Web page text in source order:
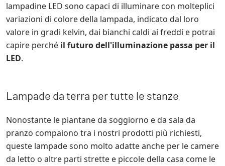
lampadine LED sono capaci di illuminare con molteplici
variazioni di colore della lampada, indicato dal loro
valore in gradi kelvin, dai bianchi caldi ai freddi e potrai
capire perché il futuro dell'illuminazione passa per il
LED.
Lampade da terra per tutte le stanze
Nonostante le piantane da soggiorno e da sala da
pranzo compaiono tra i nostri prodotti più richiesti,
queste lampade sono molto adatte anche per le camere
da letto o altre parti strette e piccole della casa come le